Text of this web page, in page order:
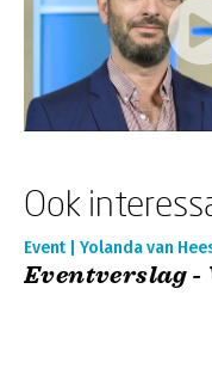
Ook
Event | Yolanda van
Eventverslag -